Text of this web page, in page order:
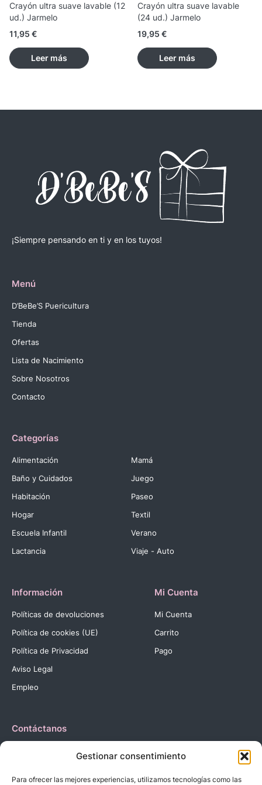
Gestionar consentimiento
Para ofrecer las mejores experiencias, utilizamos tecnologías como las
Crayón ultra suave lavable (12
ud.) Jarmelo
11,95 €
Leer más
Crayón ultra suave lavable
(24 ud.) Jarmelo
19,95 €
Leer más
¡Siempre pensando en ti y en los tuyos!
Menú
D’BeBe’S Puericultura
Tienda
Ofertas
Lista de Nacimiento
Sobre Nosotros
Contacto
Categorías
Alimentación
Baño y Cuidados
Habitación
Hogar
Escuela Infantil
Lactancia
Mamá
Juego
Paseo
Textil
Verano
Viaje - Auto
Información
Políticas de devoluciones
Política de cookies (UE)
Política de Privacidad
Aviso Legal
Empleo
Mi Cuenta
Mi Cuenta
Carrito
Pago
Contáctanos
C. Reyes Católicos, 27 03420 Castalla Alicante